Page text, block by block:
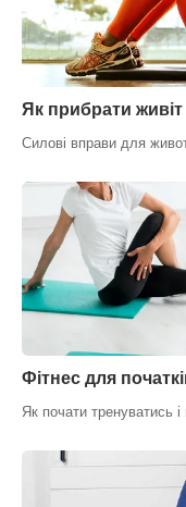
Як прибрати
Силові вправи для
Фітнес для
Як почати тренуватись